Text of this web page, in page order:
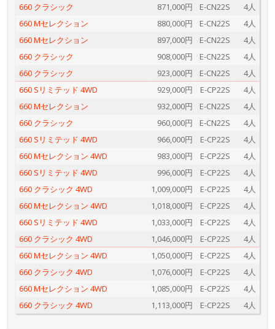
660 クラシック
871,000円 E-CN22S
4人
660 Mセレクション
880,000円 E-CN22S
4人
660 Mセレクション
897,000円 E-CN22S
4人
660 クラシック
908,000円 E-CN22S
4人
660 クラシック
923,000円 E-CN22S
4人
660 Sリミテッド 4WD
929,000円 E-CP22S
4人
660 Mセレクション
932,000円 E-CN22S
4人
660 クラシック
960,000円 E-CN22S
4人
660 Sリミテッド 4WD
966,000円 E-CP22S
4人
660 Mセレクション 4WD
983,000円 E-CP22S
4人
660 Sリミテッド 4WD
996,000円 E-CP22S
4人
660 クラシック 4WD
1,009,000円 E-CP22S
4人
660 Mセレクション 4WD
1,018,000円 E-CP22S
4人
660 Sリミテッド 4WD
1,033,000円 E-CP22S
4人
660 クラシック 4WD
1,046,000円 E-CP22S
4人
660 Mセレクション 4WD
1,050,000円 E-CP22S
4人
660 クラシック 4WD
1,076,000円 E-CP22S
4人
660 Mセレクション 4WD
1,085,000円 E-CP22S
4人
660 クラシック 4WD
1,113,000円 E-CP22S 4人